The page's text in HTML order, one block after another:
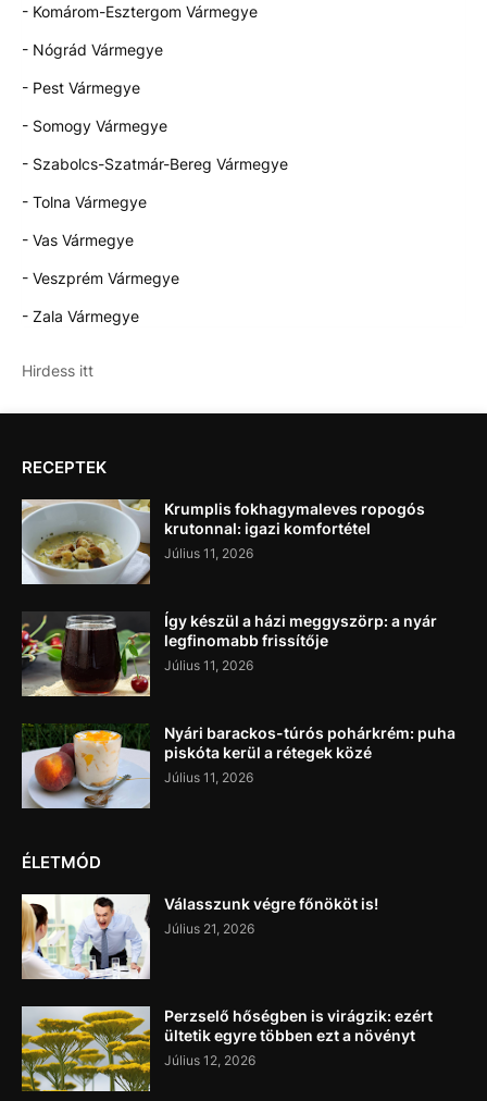
- Komárom-Esztergom Vármegye
- Nógrád Vármegye
- Pest Vármegye
- Somogy Vármegye
- Szabolcs-Szatmár-Bereg Vármegye
- Tolna Vármegye
- Vas Vármegye
- Veszprém Vármegye
- Zala Vármegye
Hirdess itt
RECEPTEK
Krumplis fokhagymaleves ropogós
krutonnal: igazi komfortétel
Július 11, 2026
Így készül a házi meggyszörp: a nyár
legfinomabb frissítője
Július 11, 2026
Nyári barackos-túrós pohárkrém: puha
piskóta kerül a rétegek közé
Július 11, 2026
ÉLETMÓD
Válasszunk végre főnököt is!
Július 21, 2026
Perzselő hőségben is virágzik: ezért
ültetik egyre többen ezt a növényt
Július 12, 2026